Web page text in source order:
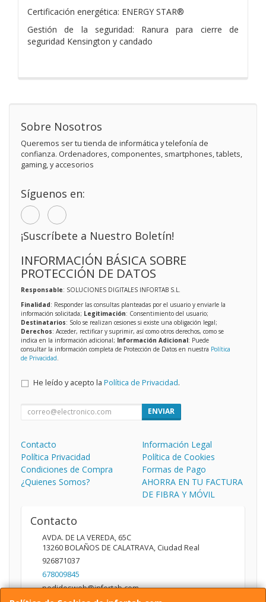
Certificación energética: ENERGY STAR®
Gestión de la seguridad: Ranura para cierre de
seguridad Kensington y candado
Sobre Nosotros
Queremos ser tu tienda de informática y telefonía de
confianza. Ordenadores, componentes, smartphones, tablets,
gaming, y accesorios
Síguenos en:
¡Suscríbete a Nuestro Boletín!
INFORMACIÓN BÁSICA SOBRE
PROTECCIÓN DE DATOS
Responsable: SOLUCIONES DIGITALES INFORTAB S.L.
Finalidad: Responder las consultas planteadas por el usuario y enviarle la
información solicitada; Legitimación: Consentimiento del usuario;
Destinatarios: Solo se realizan cesiones si existe una obligación legal;
Derechos: Acceder, rectificar y suprimir, así como otros derechos, como se
indica en la información adicional; Información Adicional: Puede
consultar la información completa de Protección de Datos en nuestra Política
de Privacidad
He leído y acepto la Política de Privacidad.
ENVIAR
Contacto
Información Legal
Política Privacidad
Política de Cookies
Condiciones de Compra
Formas de Pago
¿Quienes Somos?
AHORRA EN TU FACTURA
DE FIBRA Y MÓVIL
Contacto
AVDA. DE LA VEREDA, 65C
13260BOLAÑOS DE CALATRAVA, Ciudad Real
926871037
678009845
pedidosweb@infortab.com